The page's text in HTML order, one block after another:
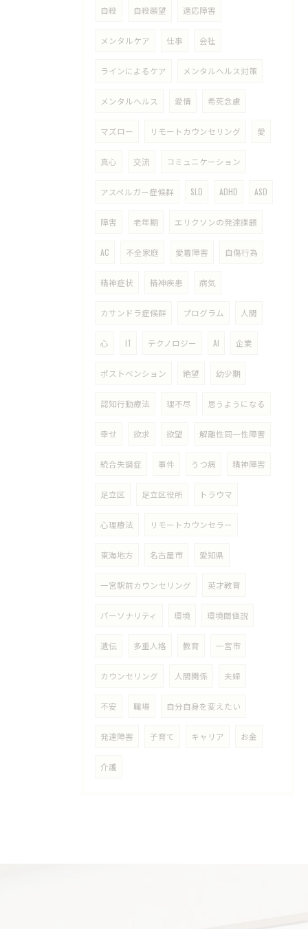
自殺 自殺願望 適応障害
メンタルケア 仕事 会社
ラインによるケア メンタルヘルス対策
メンタルヘルス 愛情 希死念慮
マズロー リモートカウンセリング 愛
真心 交流 コミュニケーション
アスペルガー症候群 SLD ADHD ASD
障害 老年期 エリクソンの発達課題
AC 不全家庭 愛着障害 自傷行為
精神症状 精神疾患 病気
カサンドラ症候群 プログラム 人間
心 IT テクノロジー AI 企業
ポストベンション 絶望 幼少期
認知行動療法 理不尽 思うようになる
幸せ 欲求 欲望 解離性同一性障害
統合失調症 事件 うつ病 精神障害
足立区 足立区役所 トラウマ
心理療法 リモートカウンセラー
東海地方 名古屋市 愛知県
一宮駅前カウンセリング 英才教育
パーソナリティ 環境 環境閾値説
遺伝 多重人格 教育 一宮市
カウンセリング 人間関係 夫婦
不安 職場 自分自身を変えたい
発達障害 子育て キャリア お金
介護